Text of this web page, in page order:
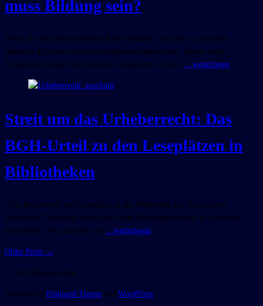
muss Bildung sein?
Wenn die Technikjournalisten Recht behalten, wird die so genannte
Industrie 4.0 unsere Arbeitsverhältnisse umkrempeln. Immer mehr
Tätigkeiten können von Robotern ausgeführt werden,
…weiterlesen
Streit um das Urheberrecht: Das
BGH-Urteil zu den Leseplätzen in
Bibliotheken
Ein Rechtsstreit um Leseplätze in der Bibliothek der Technischen
Universität Darmstadt wurde nun beim Bundesgerichtshof in Karlsruhe
entschieden. Was aussieht wie …weiterlesen
Older Posts →
© 2026 Blogumschau
Powered by Pinboard Theme and WordPress